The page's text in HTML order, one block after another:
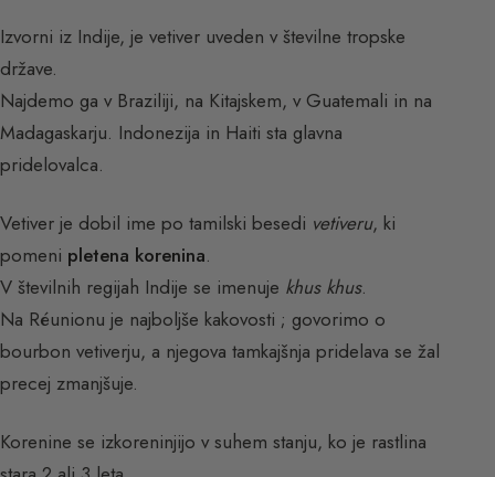
Izvorni iz Indije, je vetiver uveden v številne tropske
države.
Najdemo ga v Braziliji, na Kitajskem, v Guatemali in na
Madagaskarju. Indonezija in Haiti sta glavna
pridelovalca.
Vetiver je dobil ime po tamilski besedi vetiveru, ki
pomeni pletena korenina.
V številnih regijah Indije se imenuje khus khus.
Na Réunionu je najboljše kakovosti ; govorimo o
bourbon vetiverju, a njegova tamkajšnja pridelava se žal
precej zmanjšuje.
Korenine se izkoreninjijo v suhem stanju, ko je rastlina